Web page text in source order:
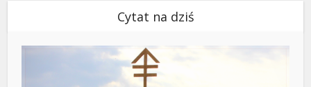
Cytat na dziś